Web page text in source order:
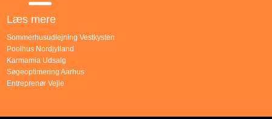
Læs mere
Sommerhusudlejning Vestkysten
Poolhus Nordjylland
Karmamia Udsalg
Søgeoptimering Aarhus
Entreprenør Vejle